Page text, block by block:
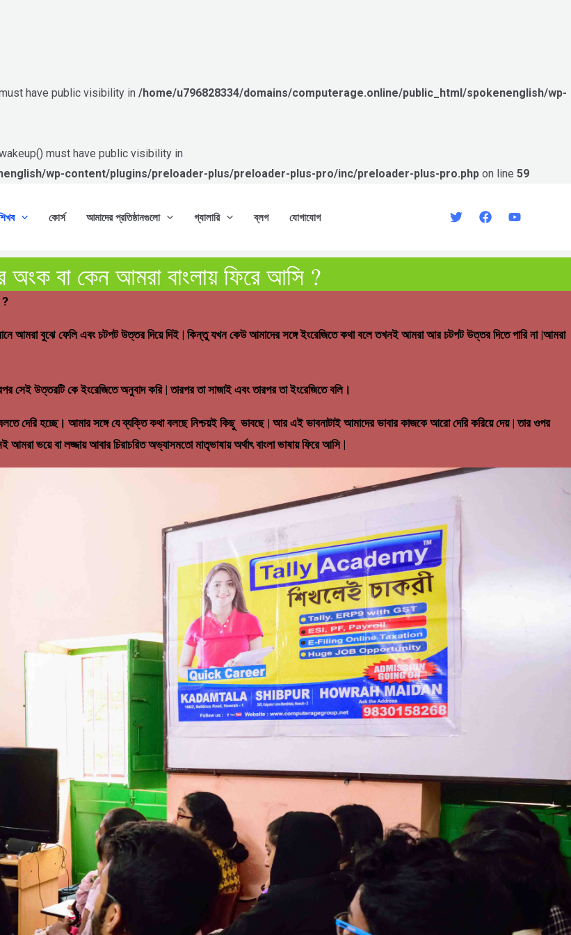
have public visibility in /home/u796828334/domains/computerage.online/public_html/spokenenglish/wp-
must have public visibility in
wp-content/plugins/preloader-plus/preloader-plus-pro/inc/preloader-plus-pro.php on line 59
কোর্স আমাদের প্রতিষ্ঠানগুলো গ্যালারি ব্লগ যোগাযোগ
অংক বা কেন আমরা বাংলায় ফিরে আসি ?
?
আমরা বুঝে ফেলি এবং চটপট উত্তর দিয়ে দিই | কিন্তু যখন কেউ আমাদের সঙ্গে ইংরেজিতে কথা বলে তখনই আমরা আর চটপট উত্তর দিতে পারি না |আমরা
সেই উত্তরটি কে ইংরেজিতে অনুবাদ করি | তারপর তা সাজাই এবং তারপর তা ইংরেজিতে বলি।
হচ্ছে। আমার সঙ্গে যে ব্যক্তি কথা বলছে নিশ্চয়ই কিছু ভাবছে | আর এই ভাবনাটাই আমাদের ভাবার কাজকে আরো দেরি করিয়ে দেয় | তার ওপর
ভয়ে বা লজ্জায় আবার চিরাচরিত অভ্যাসমতো মাতৃভাষায় অর্থাৎ বাংলা ভাষায় ফিরে আসি |